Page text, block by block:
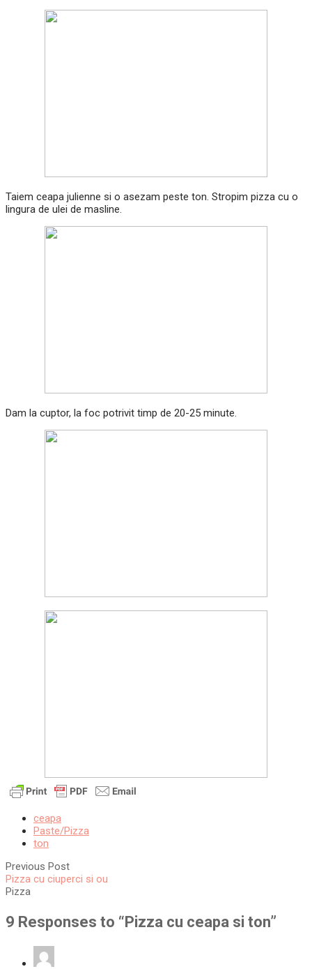
Taiem ceapa julienne si o asezam peste ton. Stropim pizza cu o
lingura de ulei de masline.
Dam la cuptor, la foc potrivit timp de 20-25 minute.
ceapa
Paste/Pizza
ton
Previous Post
Pizza cu ciuperci si ou
Pizza
9 Responses to “ Pizza cu ceapa si ton”